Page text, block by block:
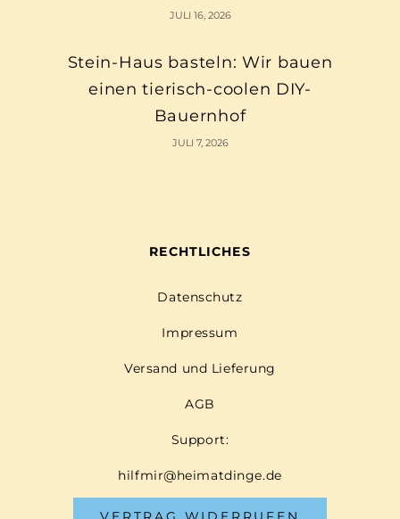
JULI 16, 2026
Stein-Haus basteln: Wir bauen
einen tierisch-coolen DIY-
Bauernhof
JULI 7, 2026
RECHTLICHES
Datenschutz
Impressum
Versand und Lieferung
AGB
Support:
hilfmir@heimatdinge.de